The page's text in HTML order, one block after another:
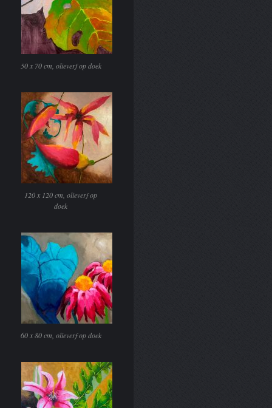
50 x 70 cm, olieverf op doek
120 x 120 cm, olieverf op
doek
60 x 80 cm, olieverf op doek